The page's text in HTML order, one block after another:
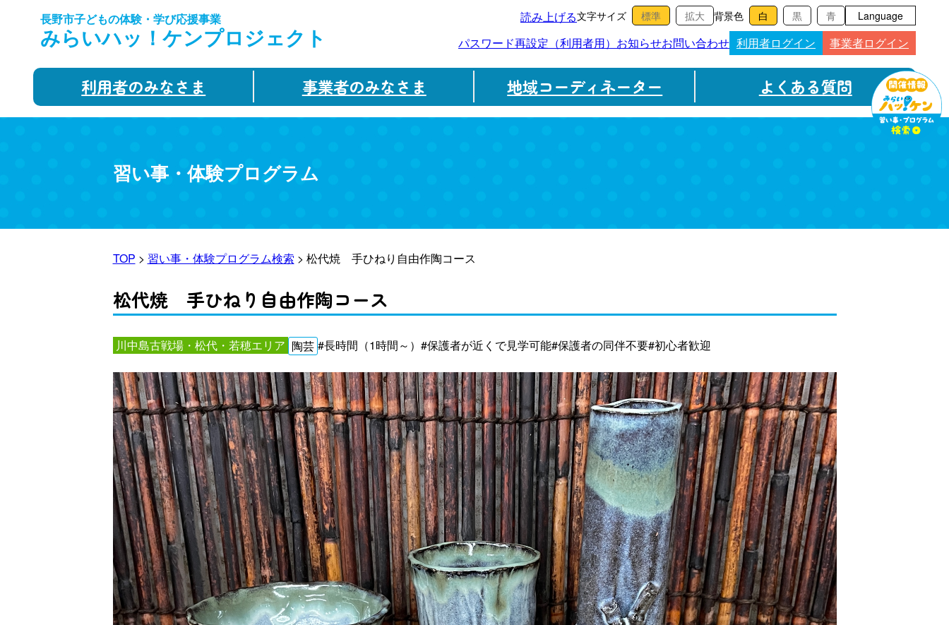
長野市子どもの体験・学び応援事業
みらいハッ！ケンプロジェクト
読み上げる文字サイズ 背景色 Language
パスワード再設定（利用者用） お知らせお問い合わせ 利用者ログイン 事業者ログイン
利用者のみなさま 事業者のみなさま 地域コーディネーター よくある質問
習い事・体験プログラム
TOP > 習い事・体験プログラム検索 > 松代焼 手ひねり自由作陶コース
松代焼 手ひねり自由作陶コース
川中島古戦場・松代・若穂エリア 陶芸 #長時間（1時間～） #保護者が近くで見学可能#保護者の同伴不要#初心者歓迎